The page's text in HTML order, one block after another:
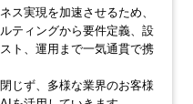
ス実現を加速させるため、
ティングから要件定義、設
ト、運用まで一気通貫で携
じず、多様な業界のお客様